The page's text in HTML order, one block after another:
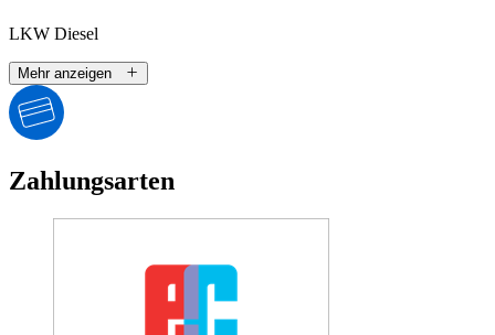
LKW Diesel
Mehr anzeigen
Zahlungsarten